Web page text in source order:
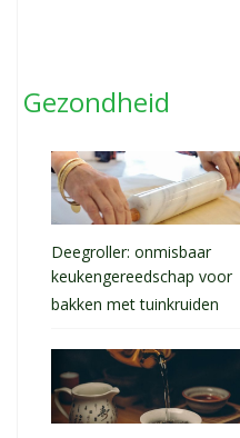
Gezondheid
Deegroller: onmisbaar
keukengereedschap voor
bakken met tuinkruiden